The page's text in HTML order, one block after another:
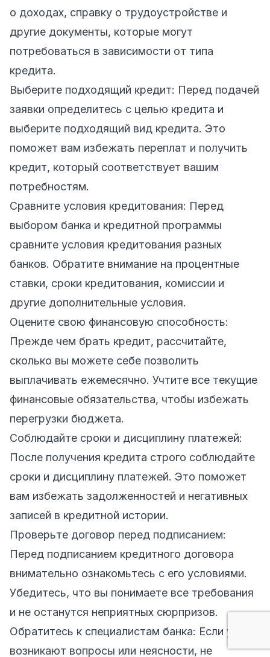
о доходах, справку о трудоустройстве и
другие документы, которые могут
потребоваться в зависимости от типа
кредита.
Выберите подходящий кредит: Перед подачей
заявки определитесь с целью кредита и
выберите подходящий вид кредита. Это
поможет вам избежать переплат и получить
кредит, который соответствует вашим
потребностям.
Сравните условия кредитования: Перед
выбором банка и кредитной программы
сравните условия кредитования разных
банков. Обратите внимание на процентные
ставки, сроки кредитования, комиссии и
другие дополнительные условия.
Оцените свою финансовую способность:
Прежде чем брать кредит, рассчитайте,
сколько вы можете себе позволить
выплачивать ежемесячно. Учтите все текущие
финансовые обязательства, чтобы избежать
перегрузки бюджета.
Соблюдайте сроки и дисциплину платежей:
После получения кредита строго соблюдайте
сроки и дисциплину платежей. Это поможет
вам избежать задолженностей и негативных
записей в кредитной истории.
Проверьте договор перед подписанием:
Перед подписанием кредитного договора
внимательно ознакомьтесь с его условиями.
Убедитесь, что вы понимаете все требования
и не останутся неприятных сюрпризов.
Обратитесь к специалистам банка: Если у вас
возникают вопросы или неясности, не